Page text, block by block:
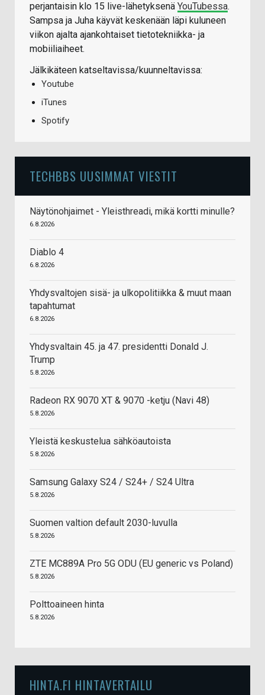
perjantaisin klo 15 live-lähetyksenä YouTubessa.
Sampsa ja Juha käyvät keskenään läpi kuluneen
viikon ajalta ajankohtaiset tietotekniikka- ja
mobiiliaiheet.
Jälkikäteen katseltavissa/kuunneltavissa:
Youtube
iTunes
Spotify
TECHBBS UUSIMMAT VIESTIT
Näytönohjaimet - Yleisthreadi, mikä kortti minulle?
6.8.2026
Diablo 4
6.8.2026
Yhdysvaltojen sisä- ja ulkopolitiikka & muut maan
tapahtumat
6.8.2026
Yhdysvaltain 45. ja 47. presidentti Donald J.
Trump
5.8.2026
Radeon RX 9070 XT & 9070 -ketju (Navi 48)
5.8.2026
Yleistä keskustelua sähköautoista
5.8.2026
Samsung Galaxy S24 / S24+ / S24 Ultra
5.8.2026
Suomen valtion default 2030-luvulla
5.8.2026
ZTE MC889A Pro 5G ODU (EU generic vs Poland)
5.8.2026
Polttoaineen hinta
5.8.2026
HINTA.FI HINTAVERTAILU